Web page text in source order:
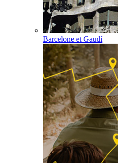
Barcelone et Gaudí